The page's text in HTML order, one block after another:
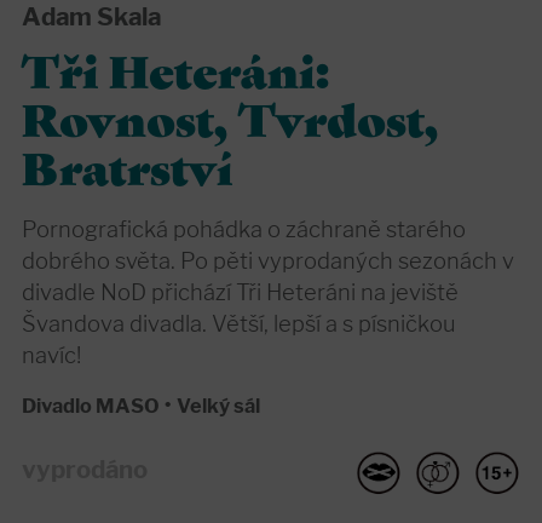
Adam Skala
Tři Heteráni:
Rovnost, Tvrdost,
Bratrství
Pornografická pohádka o záchraně starého
dobrého světa. Po pěti vyprodaných sezonách v
divadle NoD přichází Tři Heteráni na jeviště
Švandova divadla. Větší, lepší a s písničkou
navíc!
Divadlo MASO • Velký sál